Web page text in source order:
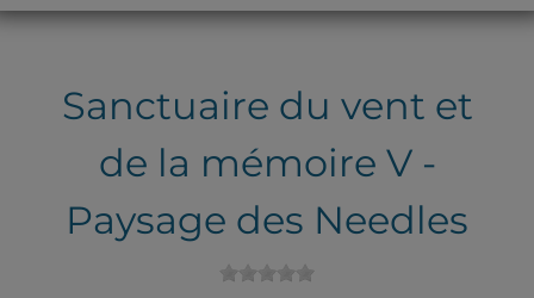
Sanctuaire du vent et
de la mémoire V -
Paysage des Needles